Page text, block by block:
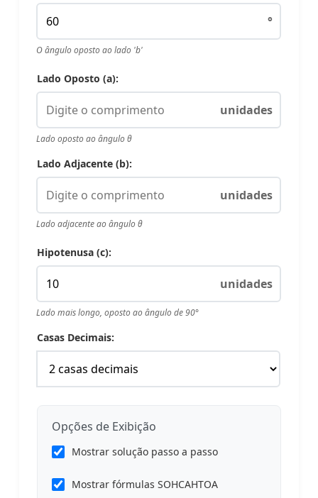
°
O ângulo oposto ao lado 'b'
Lado Oposto (a):
unidades
Lado oposto ao ângulo θ
Lado Adjacente (b):
unidades
Lado adjacente ao ângulo θ
Hipotenusa (c):
unidades
Lado mais longo, oposto ao ângulo de 90°
Casas Decimais:
Opções de Exibição
Mostrar solução passo a passo
Mostrar fórmulas SOHCAHTOA